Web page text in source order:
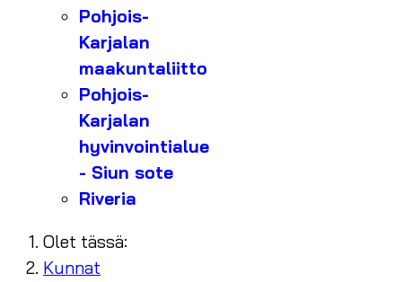
Pohjois-
Karjalan
maakuntaliitto
Pohjois-
Karjalan
hyvinvointialue
- Siun sote
Riveria
Olet tässä:
Kunnat